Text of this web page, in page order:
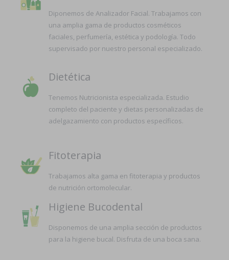
Diponemos de Analizador Facial. Trabajamos con
una amplia gama de productos cosméticos
faciales, perfumería, estética y podología. Todo
supervisado por nuestro personal especializado.
Dietética
Tenemos Nutricionista especializada. Estudio
completo del paciente y dietas personalizadas de
adelgazamiento con productos específicos.
Fitoterapia
Trabajamos alta gama en fitoterapia y productos
de nutrición ortomolecular.
Higiene Bucodental
Disponemos de una amplia sección de productos
para la higiene bucal. Disfruta de una boca sana.